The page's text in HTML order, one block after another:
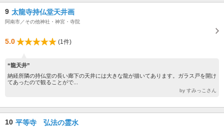
9 太龍寺持仏堂天井画
阿南市／その他神社・神宮・寺院
5.0 (1件)
“龍天井”
納経所隣の持仏堂の長い廊下の天井には大きな龍が描いてあります。ガラス戸を開け
てあったので観ることがで...
by すみっこさん
10 平等寺 弘法の霊水